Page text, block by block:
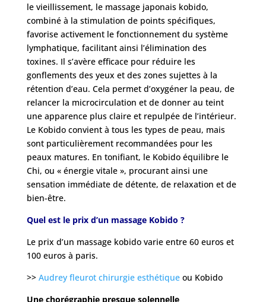
le vieillissement, le massage japonais kobido,
combiné à la stimulation de points spécifiques,
favorise activement le fonctionnement du système
lymphatique, facilitant ainsi l’élimination des
toxines. Il s’avère efficace pour réduire les
gonflements des yeux et des zones sujettes à la
rétention d’eau. Cela permet d’oxygéner la peau, de
relancer la microcirculation et de donner au teint
une apparence plus claire et repulpée de l’intérieur.
Le Kobido convient à tous les types de peau, mais
sont particulièrement recommandées pour les
peaux matures. En tonifiant, le Kobido équilibre le
Chi, ou « énergie vitale », procurant ainsi une
sensation immédiate de détente, de relaxation et de
bien-être.
Quel est le prix d’un massage Kobido ?
Le prix d’un massage kobido varie entre 60 euros et
100 euros à paris.
>> Audrey fleurot chirurgie esthétiqueou Kobido
Une chorégraphie presque solennelle